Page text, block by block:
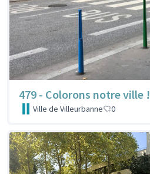
479 - Colorons notre ville !
Ville de Villeurbanne 0